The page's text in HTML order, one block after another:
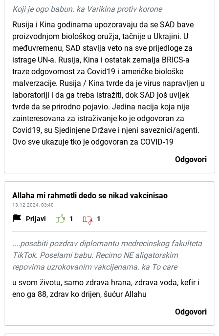
Koji je ogo babun. ka Varikina protiv korone
Rusija i Kina godinama upozoravaju da se SAD bave
proizvodnjom biološkog oružja, tačnije u Ukrajini. U
međuvremenu, SAD stavlja veto na sve prijedloge za
istrage UN-a. Rusija, Kina i ostatak zemalja BRICS-a
traze odgovornost za Covid19 i američke biološke
malverzacije. Rusija / Kina tvrde da je virus napravljen u
laboratoriji i da ga treba istražiti, dok SAD još uvijek
tvrde da se prirodno pojavio. Jedina nacija koja nije
zainteresovana za istraživanje ko je odgovoran za
Covid19, su Sjedinjene Države i njeni saveznici/agenti.
Ovo sve ukazuje tko je odgovoran za COVID-19
Odgovori
Allaha mi rahmetli dedo se nikad vakcinisao
13.12.2024. 03:40
Prijavi 1 1
....posebiti pozdrav diplomantu medrecinskog fakulteta
TikTok. Poselami babu. Recimo NE aligatorskim
repovima uzrokovanim vakcijenama. ka To care
u svom životu, samo zdrava hrana, zdrava voda, kefir i
eno ga 88, zdrav ko drijen, šućur Allahu
Odgovori